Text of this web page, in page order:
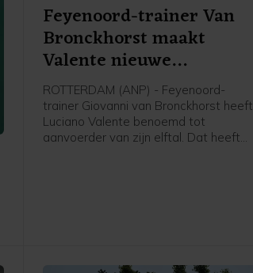
Feyenoord-trainer Van
Bronckhorst maakt
Valente nieuwe
aanvoerder
ROTTERDAM (ANP) - Feyenoord-
trainer Giovanni van Bronckhorst heeft
Luciano Valente benoemd tot
aanvoerder van zijn elftal. Dat heeft